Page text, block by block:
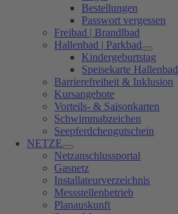
Bestellungen
Passwort vergessen
Freibad | Brandlbad
Hallenbad | Parkbad
Kindergeburtstag
Speisekarte Hallenbad
Barrierefreiheit & Inklusion
Kursangebote
Vorteils- & Saisonkarten
Schwimmabzeichen
Seepferdchengutschein
NETZE
Netzanschlussportal
Gasnetz
Installateurverzeichnis
Messstellenbetrieb
Planauskunft